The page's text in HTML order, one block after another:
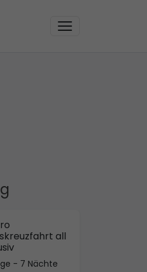
all
- 7 Nächte